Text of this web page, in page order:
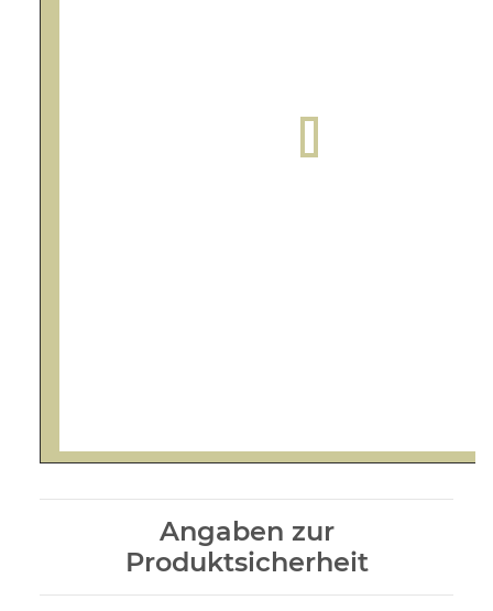
Angaben zur
Produktsicherheit